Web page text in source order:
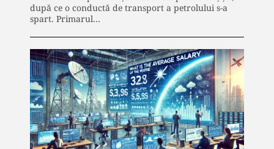
după ce o conductă de transport a petrolului s-a
spart. Primarul…